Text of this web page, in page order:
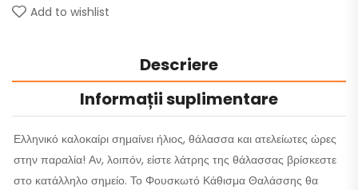
Add to wishlist
Descriere
Informații suplimentare
Ελληνικό καλοκαίρι σημαίνει ήλιος, θάλασσα και ατελείωτες ώρες
στην παραλία! Αν, λοιπόν, είστε λάτρης της θάλασσας βρίσκεστε
στο κατάλληλο σημείο. Το Φουσκωτό Κάθισμα Θαλάσσης θα